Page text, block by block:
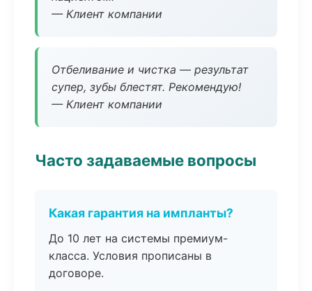
— Клиент компании
Отбеливание и чистка — результат
супер, зубы блестят. Рекомендую!
— Клиент компании
Часто задаваемые вопросы
Какая гарантия на импланты?
До 10 лет на системы премиум-
класса. Условия прописаны в
договоре.